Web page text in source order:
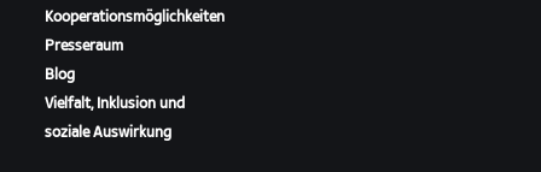
Kooperationsmöglichkeiten
Presseraum
Blog
Vielfalt, Inklusion und
soziale Auswirkung